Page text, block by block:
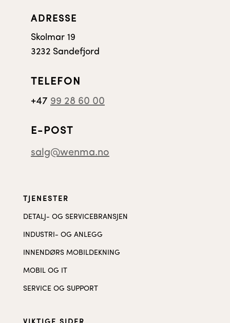
ADRESSE
Skolmar 19
3232 Sandefjord
TELEFON
+47 99 28 60 00
E-POST
salg@wenma.no
TJENESTER
DETALJ- OG SERVICEBRANSJEN
INDUSTRI- OG ANLEGG
INNENDØRS MOBILDEKNING
MOBIL OG IT
SERVICE OG SUPPORT